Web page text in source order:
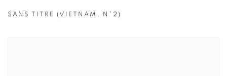
SANS TITRE (VIETNAM , N°2)